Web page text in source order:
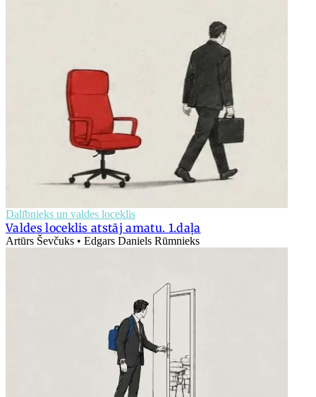
Dalībnieks un valdes loceklis
Valdes loceklis atstāj amatu. 1.daļa
Artūrs Ševčuks • Edgars Daniels Rūmnieks